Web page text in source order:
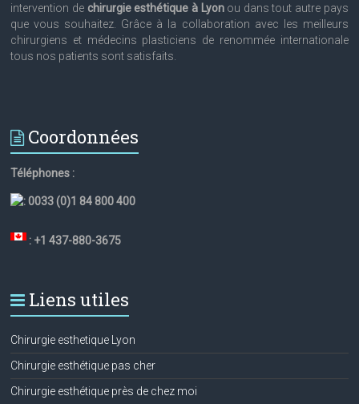
intervention de chirurgie esthétique à Lyonou dans tout autre pays
que vous souhaitez. Grâce à la collaboration avec les meilleurs
chirurgiens et médecins plasticiens de renommée internationale
tous nos patients sont satisfaits.
Coordonnées
Téléphones :
:0033 (0)1 84 800 400
: +1 437-880-3675
Liens utiles
Chirurgie esthetique Lyon
Chirurgie esthétique pas cher
Chirurgie esthétique près de chez moi